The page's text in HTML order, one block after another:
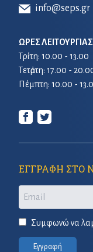
info@seps.gr
ΩΡΕΣ ΛΕΙΤΟΥΡΓΙΑΣ
Τρίτη: 10.00 - 13.00
Τετἀρτη: 17.00 -
Πέμπτη: 10.00 -
ΕΓΓΡΑΦΗ ΣΤΟ
Email
Συμφωνώ να
Εγγραφή